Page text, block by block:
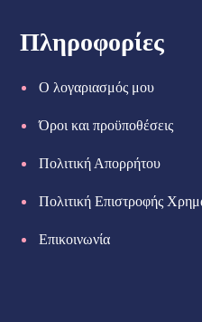
Πληροφορίες
Ο λογαριασμός μου
Όροι και προϋποθέσεις
Πολιτική Απορρήτου
Πολιτική Επιστροφής
Επικοινωνία